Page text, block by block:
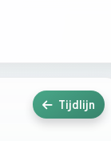
Tijdlijn